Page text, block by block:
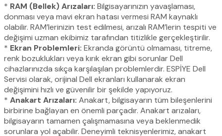
* RAM (Bellek) Arızaları: Bilgisayarınızın yavaşlaması,
donması veya mavi ekran hatası vermesi RAM kaynaklı
olabilir. RAM’lerinizin test edilmesi, arızalı RAM’lerin tespiti ve
değişimi uzman ekibimiz tarafından titizlikle gerçekleştirilir.
* Ekran Problemleri: Ekranda görüntü olmaması, titreme,
renk bozuklukları veya kırık ekran gibi sorunlar Dell
cihazlarınızda sıkça karşılaşılan problemlerdir. ESPİYE Dell
Servisi olarak, orijinal Dell ekranları kullanarak ekran
değişimini hızlı ve güvenilir bir şekilde yapıyoruz.
* Anakart Arızaları: Anakart, bilgisayarın tüm bileşenlerini
birbirine bağlayan en önemli parçadır. Anakart arızaları,
bilgisayarın tamamen çalışmamasına veya beklenmedik
sorunlara yol açabilir. Deneyimli teknisyenlerimiz, anakart